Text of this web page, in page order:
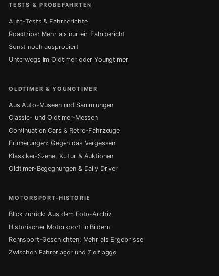
TESTS & PROBEFAHRTEN
Auto-Tests & Fahrberichte
Roadtrips: Mehr als nur ein Fahrbericht
Sonst noch ausprobiert
Unterwegs im Oldtimer oder Youngtimer
OLDTIMER & YOUNGTIMER
Aus Auto-Museen und Sammlungen
Classic- und Oldtimer-Messen
Continuation Cars & Retro-Fahrzeuge
Erinnerungen: Gegen das Vergessen
Klassiker-Szene, Kultur & Auktionen
Oldtimer-Begegnungen & Daily Driver
MOTORSPORT-HISTORIE
Blick zurück: Aus dem Foto-Archiv
Historischer Motorsport in Bildern
Rennsport-Geschichten: Mehr als Ergebnisse
Zwischen Fahrerlager und Zielflagge